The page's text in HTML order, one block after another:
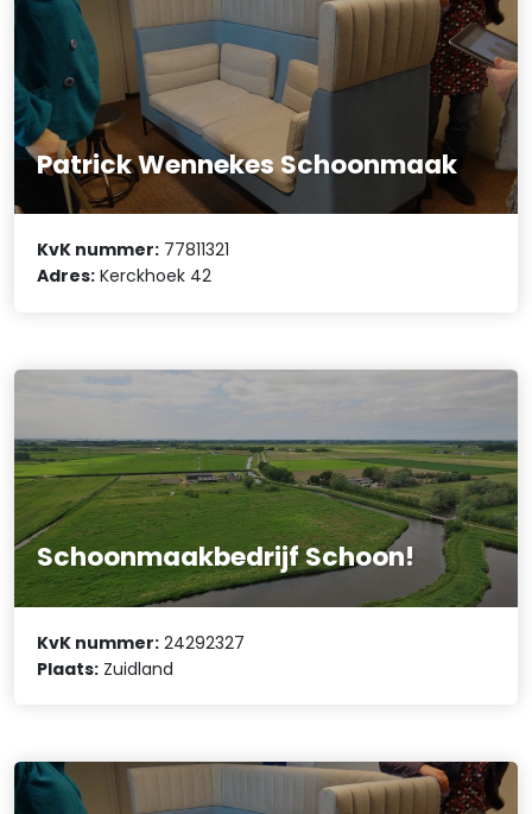
Patrick Wennekes Schoonmaak
KvK nummer: 77811321
Adres: Kerckhoek 42
Schoonmaakbedrijf Schoon!
KvK nummer: 24292327
Plaats: Zuidland